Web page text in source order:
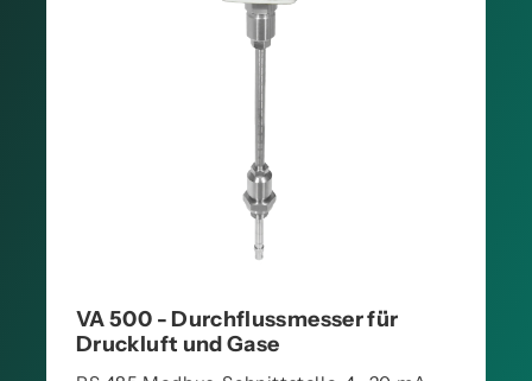
VA 500 - Durchflussmesser für
Druckluft und Gase